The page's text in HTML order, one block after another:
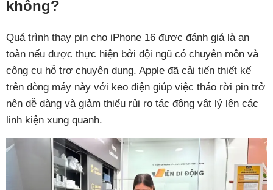
không?
Quá trình thay pin cho iPhone 16 được đánh giá là an
toàn nếu được thực hiện bởi đội ngũ có chuyên môn và
công cụ hỗ trợ chuyên dụng. Apple đã cải tiến thiết kế
trên dòng máy này với keo điện giúp việc tháo rời pin trở
nên dễ dàng và giảm thiểu rủi ro tác động vật lý lên các
linh kiện xung quanh.